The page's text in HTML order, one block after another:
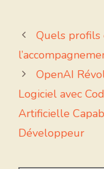
Quels profils
OpenAI
Logiciel avec
Artificielle
Développeur